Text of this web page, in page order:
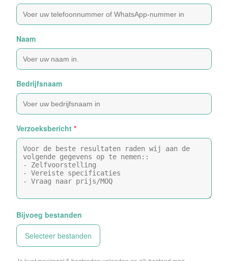
Naam
Bedrijfsnaam
Verzoeksbericht *
Bijvoeg bestanden
Selecteer bestanden